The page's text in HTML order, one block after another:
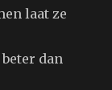
laat ze
dan